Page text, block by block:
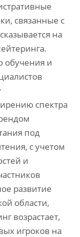
связанные с
на
обучения и
спектра
под
с учетом
и
развитие
области,
возрастает,
игроков на